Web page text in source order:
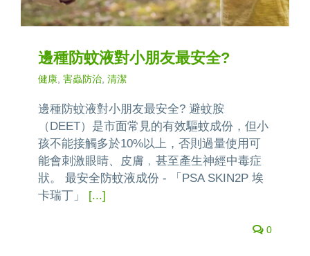
邊種防蚊液對小朋友最安全?
健康 害蟲防治 清潔
邊種防蚊液對小朋友最安全? 避蚊胺
（DEET）是市面常見的有效驅蚊成份，但小
孩不能接觸多於10%以上，否則過量使用可
能會刺激眼睛、皮膚﹐甚至產生神經中毒症
狀。 最安全防蚊液成份 - 「PSA SKIN2P 埃
卡瑞丁」 [...]
0